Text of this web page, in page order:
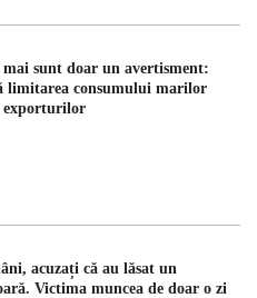
mai sunt doar un avertisment:
limitarea consumului marilor
exporturilor
acuzați că au lăsat un
Victima muncea de doar o zi